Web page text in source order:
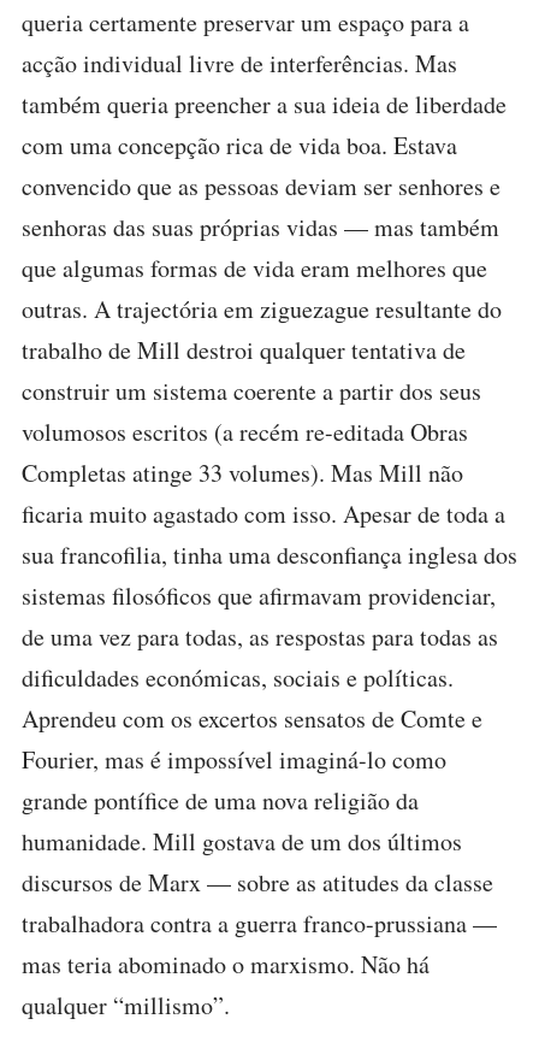
queria certamente preservar um espaço para a
acção individual livre de interferências. Mas
também queria preencher a sua ideia de liberdade
com uma concepção rica de vida boa. Estava
convencido que as pessoas deviam ser senhores e
senhoras das suas próprias vidas — mas também
que algumas formas de vida eram melhores que
outras. A trajectória em ziguezague resultante do
trabalho de Mill destroi qualquer tentativa de
construir um sistema coerente a partir dos seus
volumosos escritos (a recém re-editada Obras
Completas atinge 33 volumes). Mas Mill não
ficaria muito agastado com isso. Apesar de toda a
sua francofilia, tinha uma desconfiança inglesa dos
sistemas filosóficos que afirmavam providenciar,
de uma vez para todas, as respostas para todas as
dificuldades económicas, sociais e políticas.
Aprendeu com os excertos sensatos de Comte e
Fourier, mas é impossível imaginá-lo como
grande pontífice de uma nova religião da
humanidade. Mill gostava de um dos últimos
discursos de Marx — sobre as atitudes da classe
trabalhadora contra a guerra franco-prussiana —
mas teria abominado o marxismo. Não há
qualquer “millismo”.